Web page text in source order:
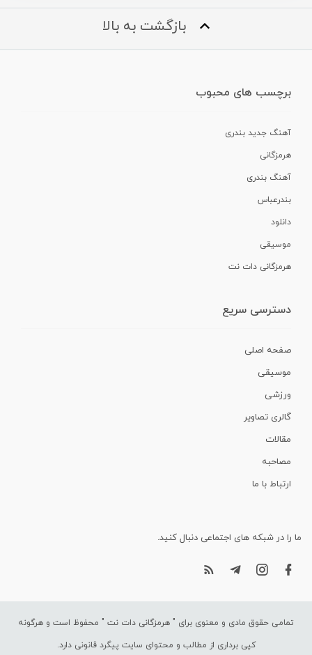
بازگشت به بالا
برچسب های محبوب
آهنگ جدید بندری
هرمزگانی
آهنگ بندری
بندرعباس
دانلود
موسیقی
هرمزگانی دات نت
دسترسی سریع
صفحه اصلی
موسیقی
ورزشی
گالری تصاویر
مقالات
مصاحبه
ارتباط با ما
ما را در شبکه های اجتماعی دنبال کنید.
تمامی حقوق مادی و معنوی برای " هرمزگانی دات نت " محفوظ است و هرگونه
کپی برداری از مطالب و محتوای سایت پیگرد قانونی دارد.